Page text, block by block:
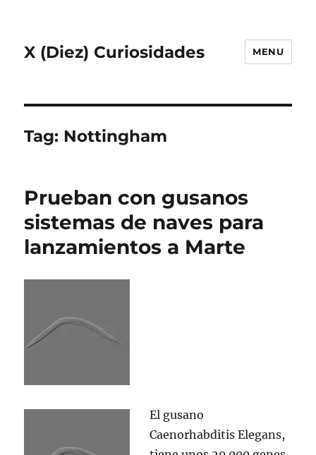
X (Diez) Curiosidades MENU
Tag: Nottingham
Prueban con gusanos
sistemas de naves para
lanzamientos a Marte
El gusano
Caenorhabditis Elegans,